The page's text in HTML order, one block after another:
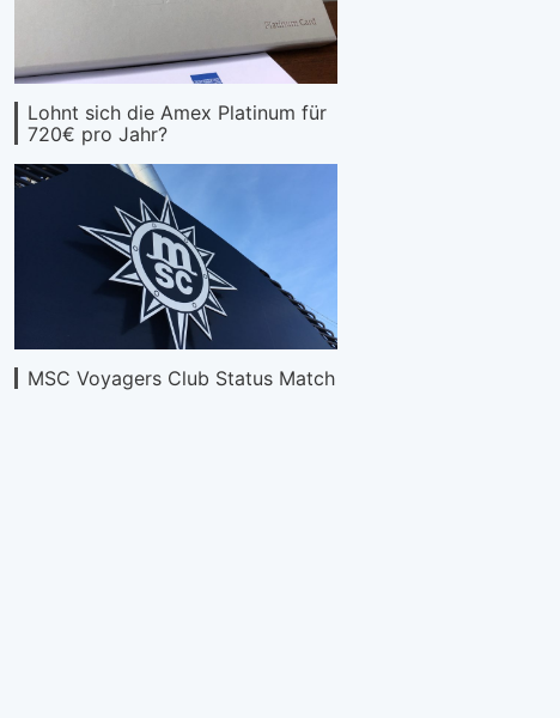
Lohnt sich die Amex Platinum für
720€ pro Jahr?
MSC Voyagers Club Status Match